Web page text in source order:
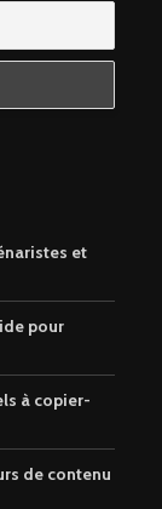
et
pour
à copier-
de contenu